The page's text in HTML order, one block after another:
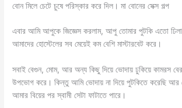
বোন মিলে চেটে চুষে পরিস্কার করে দিল। মা বোনের সেক্স গল্প
এবার আমি আপুকে জিজ্ঞেস করলাম, আপু তোমার পুটকি এতো
আমাদের হোস্টেলের সব মেয়েই কম বেশি মাস্টারবেট করে।
সবাই বেগুন, মোম, আর অন্য কিছু দিয়ে ভোদায় ঢুকিয়ে কামরস
উপভোগ করে। কিন্তু আমি ভোদায় না দিয়ে পুটকিতে করেছি আর
আমার বিয়ের পর স্বামী সেটা ফাটাতে পারে।